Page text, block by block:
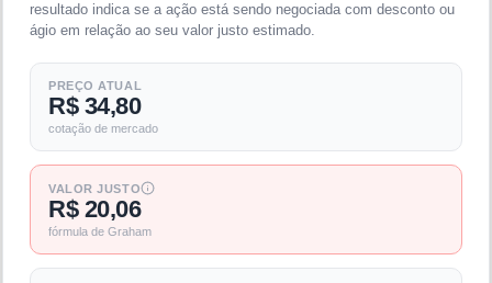
resultado indica se a ação está sendo negociada com desconto ou
ágio em relação ao seu valor justo estimado.
PREÇO ATUAL
R$ 34,80
cotação de mercado
VALOR JUSTO
R$ 20,06
fórmula de Graham